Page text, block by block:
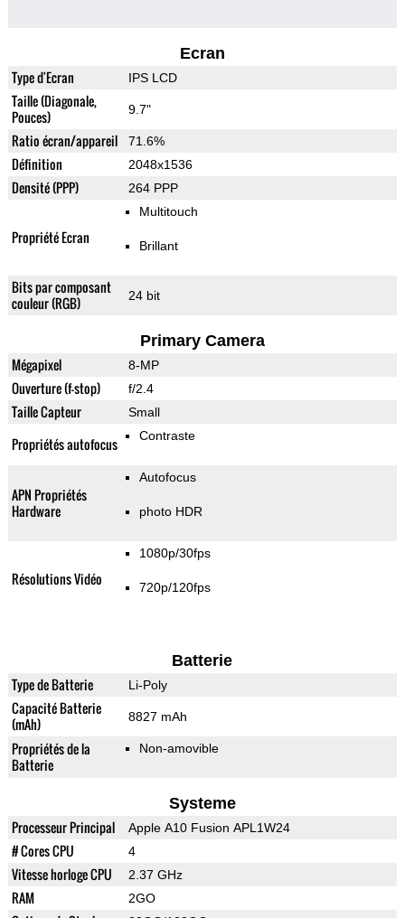
Ecran
Type d'Ecran IPS LCD
Taille (Diagonale,
Pouces)
9.7"
Ratio écran/appareil 71.6%
Définition 2048x1536
Densité (PPP) 264 PPP
Propriété Ecran
Multitouch
Brillant
Bits par composant
couleur (RGB)
24 bit
Primary Camera
Mégapixel 8-MP
Ouverture (f-stop) f/2.4
Taille Capteur Small
Propriétés autofocus Contraste
APN Propriétés
Hardware
Autofocus
photo HDR
Résolutions Vidéo
1080p/30fps
720p/120fps
Batterie
Type de Batterie Li-Poly
Capacité Batterie
(mAh)
8827 mAh
Propriétés de la
Batterie
Non-amovible
Systeme
Processeur Principal Apple A10 Fusion APL1W24
# Cores CPU 4
Vitesse horloge CPU 2.37 GHz
RAM 2GO